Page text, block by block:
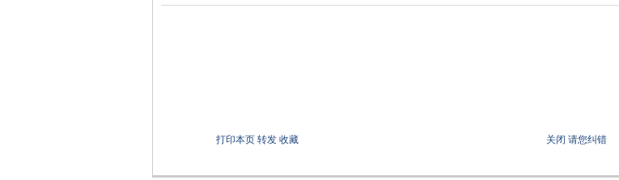
打印本页 转发 收藏 关闭 请您纠错